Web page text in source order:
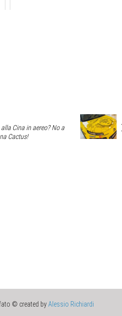
Cina in aereo? No a
Cactus!
© created byAlessio Richiardi